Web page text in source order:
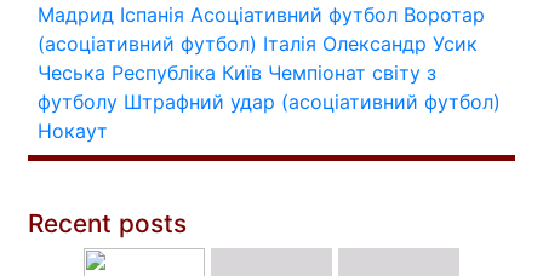
Мадрид Іспанія Асоціативний футбол Воротар
(асоціативний футбол) Італія Олександр Усик
Чеська Республіка Київ Чемпіонат світу з
футболу Штрафний удар (асоціативний футбол)
Нокаут
Recent posts